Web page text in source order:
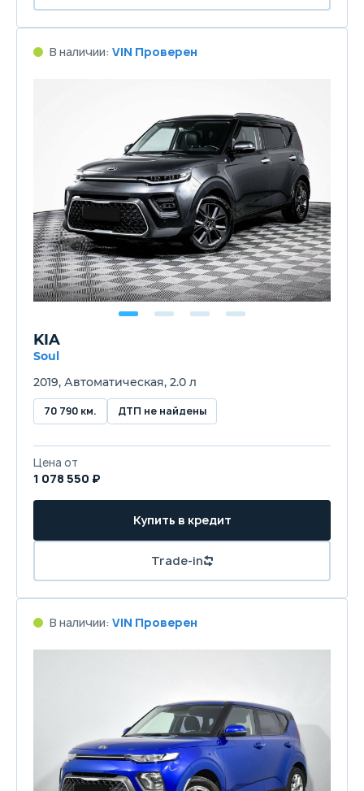
В наличии: VIN Проверен
KIA
Soul
2019, Автоматическая, 2.0 л
70 790 км. ДТП не найдены
Цена от
1 078 550 ₽
Купить в кредит
Trade-in
В наличии: VIN Проверен